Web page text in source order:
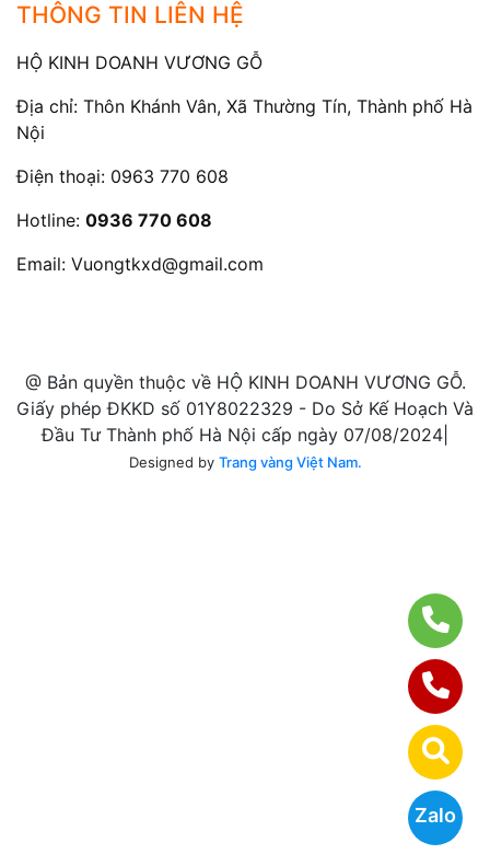
Zalo
THÔNG TIN LIÊN HỆ
HỘ KINH DOANH VƯƠNG GỖ
Địa chỉ: Thôn Khánh Vân, Xã Thường Tín, Thành phố Hà
Nội
Điện thoại: 0963 770 608
Hotline: 0936 770 608
Email: Vuongtkxd@gmail.com
@ Bản quyền thuộc về HỘ KINH DOANH VƯƠNG GỖ.
Giấy phép ĐKKD số 01Y8022329 - Do Sở Kế Hoạch Và
Đầu Tư Thành phố Hà Nội cấp ngày 07/08/2024|
Designed by Trang vàng Việt Nam.